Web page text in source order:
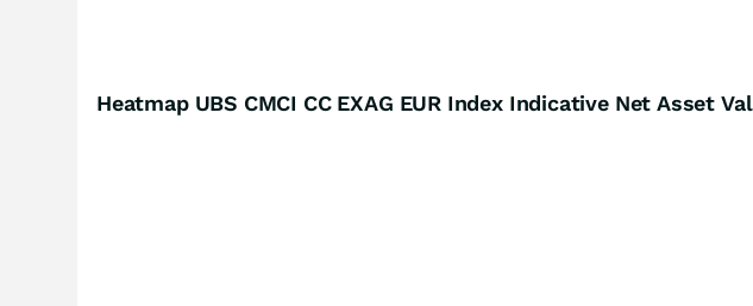
Heatmap UBS CMCI CC EXAG EUR Index Indicative Net Asset